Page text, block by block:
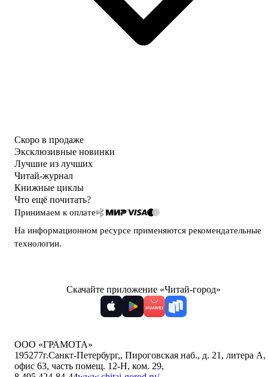
Скоро в продаже
Эксклюзивные новинки
Лучшие из лучших
Читай-журнал
Книжные циклы
Что ещё почитать?
Принимаем к оплате
На информационном ресурсе применяются рекомендательные
технологии.
Скачайте приложение «Читай-город»
ООО «ГРАМОТА»
195277г.Санкт-Петербург,, Пироговская наб., д. 21, литера А,
офис 63, часть помещ. 12-Н, ком. 29,